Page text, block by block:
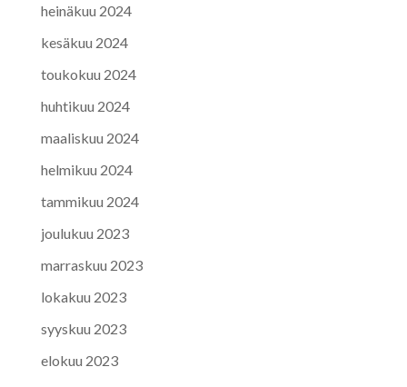
heinäkuu 2024
kesäkuu 2024
toukokuu 2024
huhtikuu 2024
maaliskuu 2024
helmikuu 2024
tammikuu 2024
joulukuu 2023
marraskuu 2023
lokakuu 2023
syyskuu 2023
elokuu 2023